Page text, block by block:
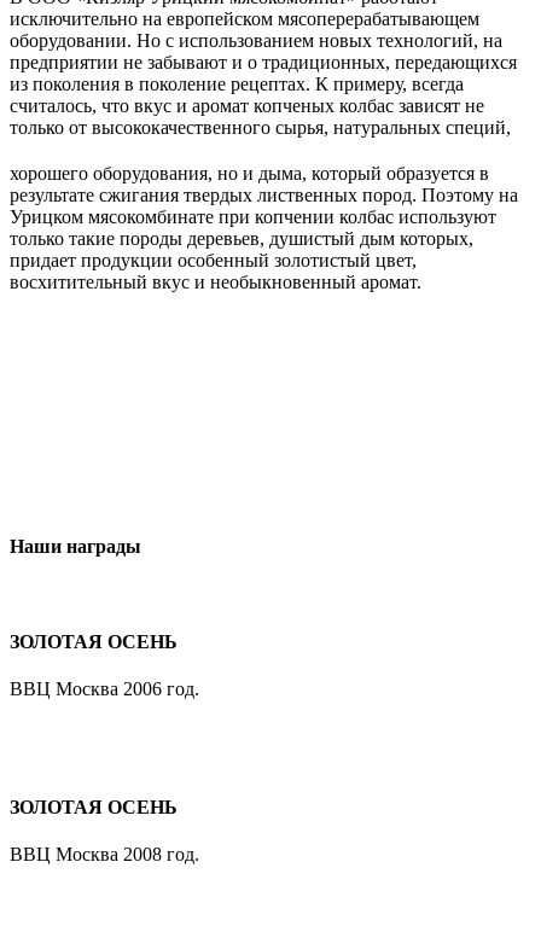
исключительно на европейском мясоперерабатывающем
оборудовании. Но с использованием новых технологий, на
предприятии не забывают и о традиционных, передающихся
из поколения в поколение рецептах. К примеру, всегда
считалось, что вкус и аромат копченых колбас зависят не
только от высококачественного сырья, натуральных специй,
хорошего оборудования, но и дыма, который образуется в
результате сжигания твердых лиственных пород. Поэтому на
Урицком мясокомбинате при копчении колбас используют
только такие породы деревьев, душистый дым которых,
придает продукции особенный золотистый цвет,
восхитительный вкус и необыкновенный аромат.
Наши награды
ЗОЛОТАЯ ОСЕНЬ
ВВЦ Москва 2006 год.
ЗОЛОТАЯ ОСЕНЬ
ВВЦ Москва 2008 год.